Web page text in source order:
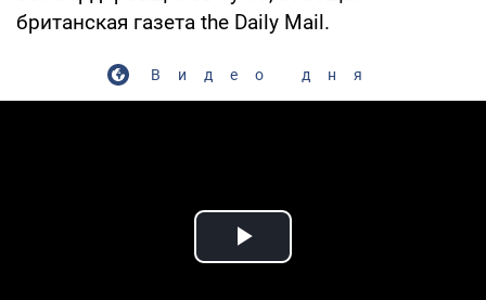
британская газета the Daily Mail.
Видео дня
Play Video